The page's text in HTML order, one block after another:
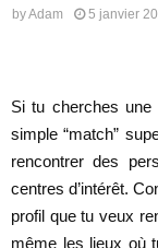
byAdam 5 janvier
Si tu cherches une
simple “match”
rencontrer des
centres d’intérêt.
profil que tu veux
même les lieux où